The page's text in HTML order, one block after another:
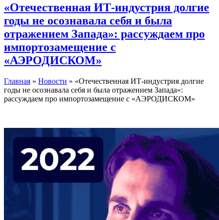
«Отечественная ИТ-индустрия долгие
годы не осознавала себя и была
отражением Запада»: рассуждаем про
импортозамещение с
«АЭРОДИСКОМ»
Главная » Новости » «Отечественная ИТ-индустрия долгие
годы не осознавала себя и была отражением Запада»:
рассуждаем про импортозамещение с «АЭРОДИСКОМ»